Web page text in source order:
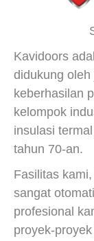
Kavidoors
didukung
keberhasilan
kelompok
insulasi
tahun 70-an.
Fasilitas
sangat
profesional
proyek-